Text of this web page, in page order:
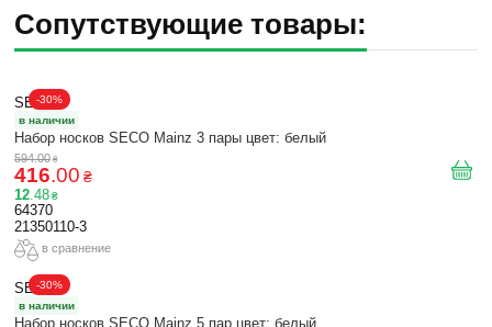
Сопутствующие товары:
-30%
SECO
в наличии
Набор носков SECO Mainz 3 пары цвет: белый
594.00 ₴
416.00 ₴
12.48 ₴
64370
21350110-3
в сравнение
-30%
SECO
в наличии
Набор носков SECO Mainz 5 пар цвет: белый